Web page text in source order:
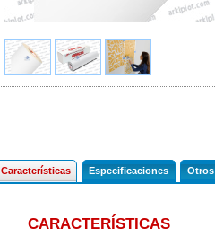
Características Especificaciones
CARACTERÍSTICAS